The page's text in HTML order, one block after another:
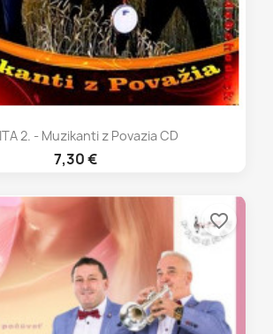
2. - Muzikanti z Povazia CD
7,30 €
favorite_border